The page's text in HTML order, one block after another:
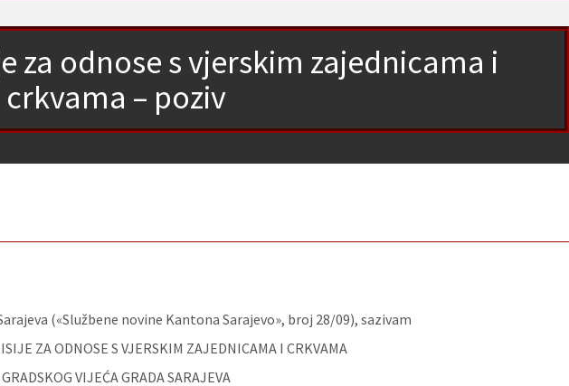
za odnose s vjerskim zajednicama i
crkvama – poziv
(«Službene novine Kantona Sarajevo», broj 28/09), sazivam
ZA ODNOSE S VJERSKIM ZAJEDNICAMA I CRKVAMA
GRADSKOG VIJEĆA GRADA SARAJEVA